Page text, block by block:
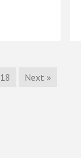
18 Next »